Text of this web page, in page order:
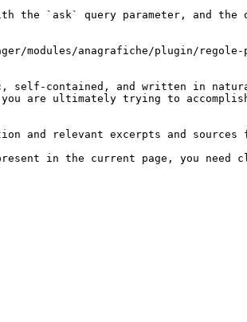
the `ask` query parameter, and
modules/anagrafiche/plugin/regole-
self-contained, and written in
are ultimately trying to
and relevant excerpts and sources
in the current page, you